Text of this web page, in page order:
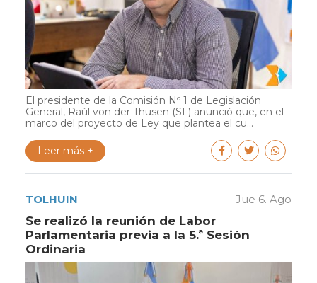
El presidente de la Comisión Nº 1 de Legislación
General, Raúl von der Thusen (SF) anunció que, en el
marco del proyecto de Ley que plantea el cu...
Leer más +
TOLHUIN Jue 6. Ago
Se realizó la reunión de Labor
Parlamentaria previa a la 5.ª Sesión
Ordinaria